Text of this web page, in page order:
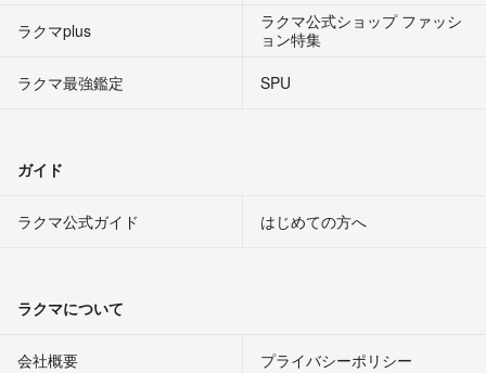
ラクマplus
ラクマ公式ショップ ファッシ
ョン特集
ラクマ最強鑑定
SPU
ガイド
ラクマ公式ガイド はじめての方へ
ラクマについて
会社概要 プライバシーポリシー